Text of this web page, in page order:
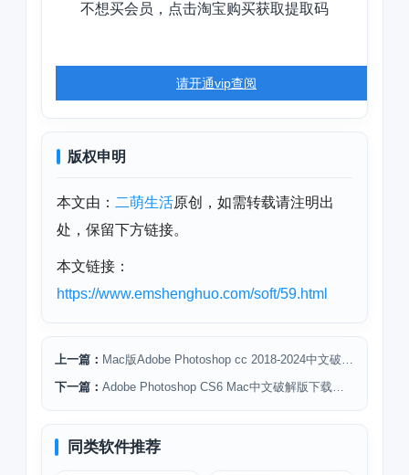
不想买会员，点击淘宝购买获取提取码
请开通vip查阅
版权申明
本文由： 二萌生活原创，如需转载请注明出
处，保留下方链接。
本文链接：
https://www.emshenghuo.com/soft/59.html
上一篇：
下一篇：
同类软件推荐